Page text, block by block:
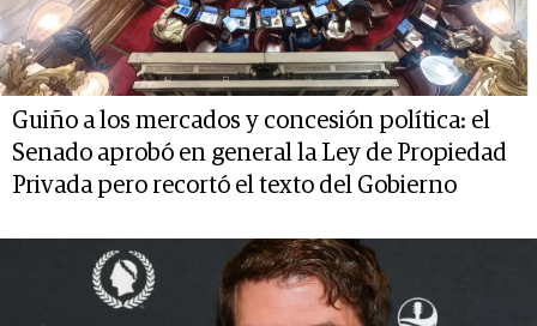
Guiño a los mercados y concesión política: el
Senado aprobó en general la Ley de Propiedad
Privada pero recortó el texto del Gobierno